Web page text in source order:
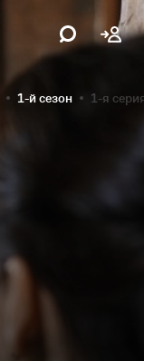
1-й сезон 1-я